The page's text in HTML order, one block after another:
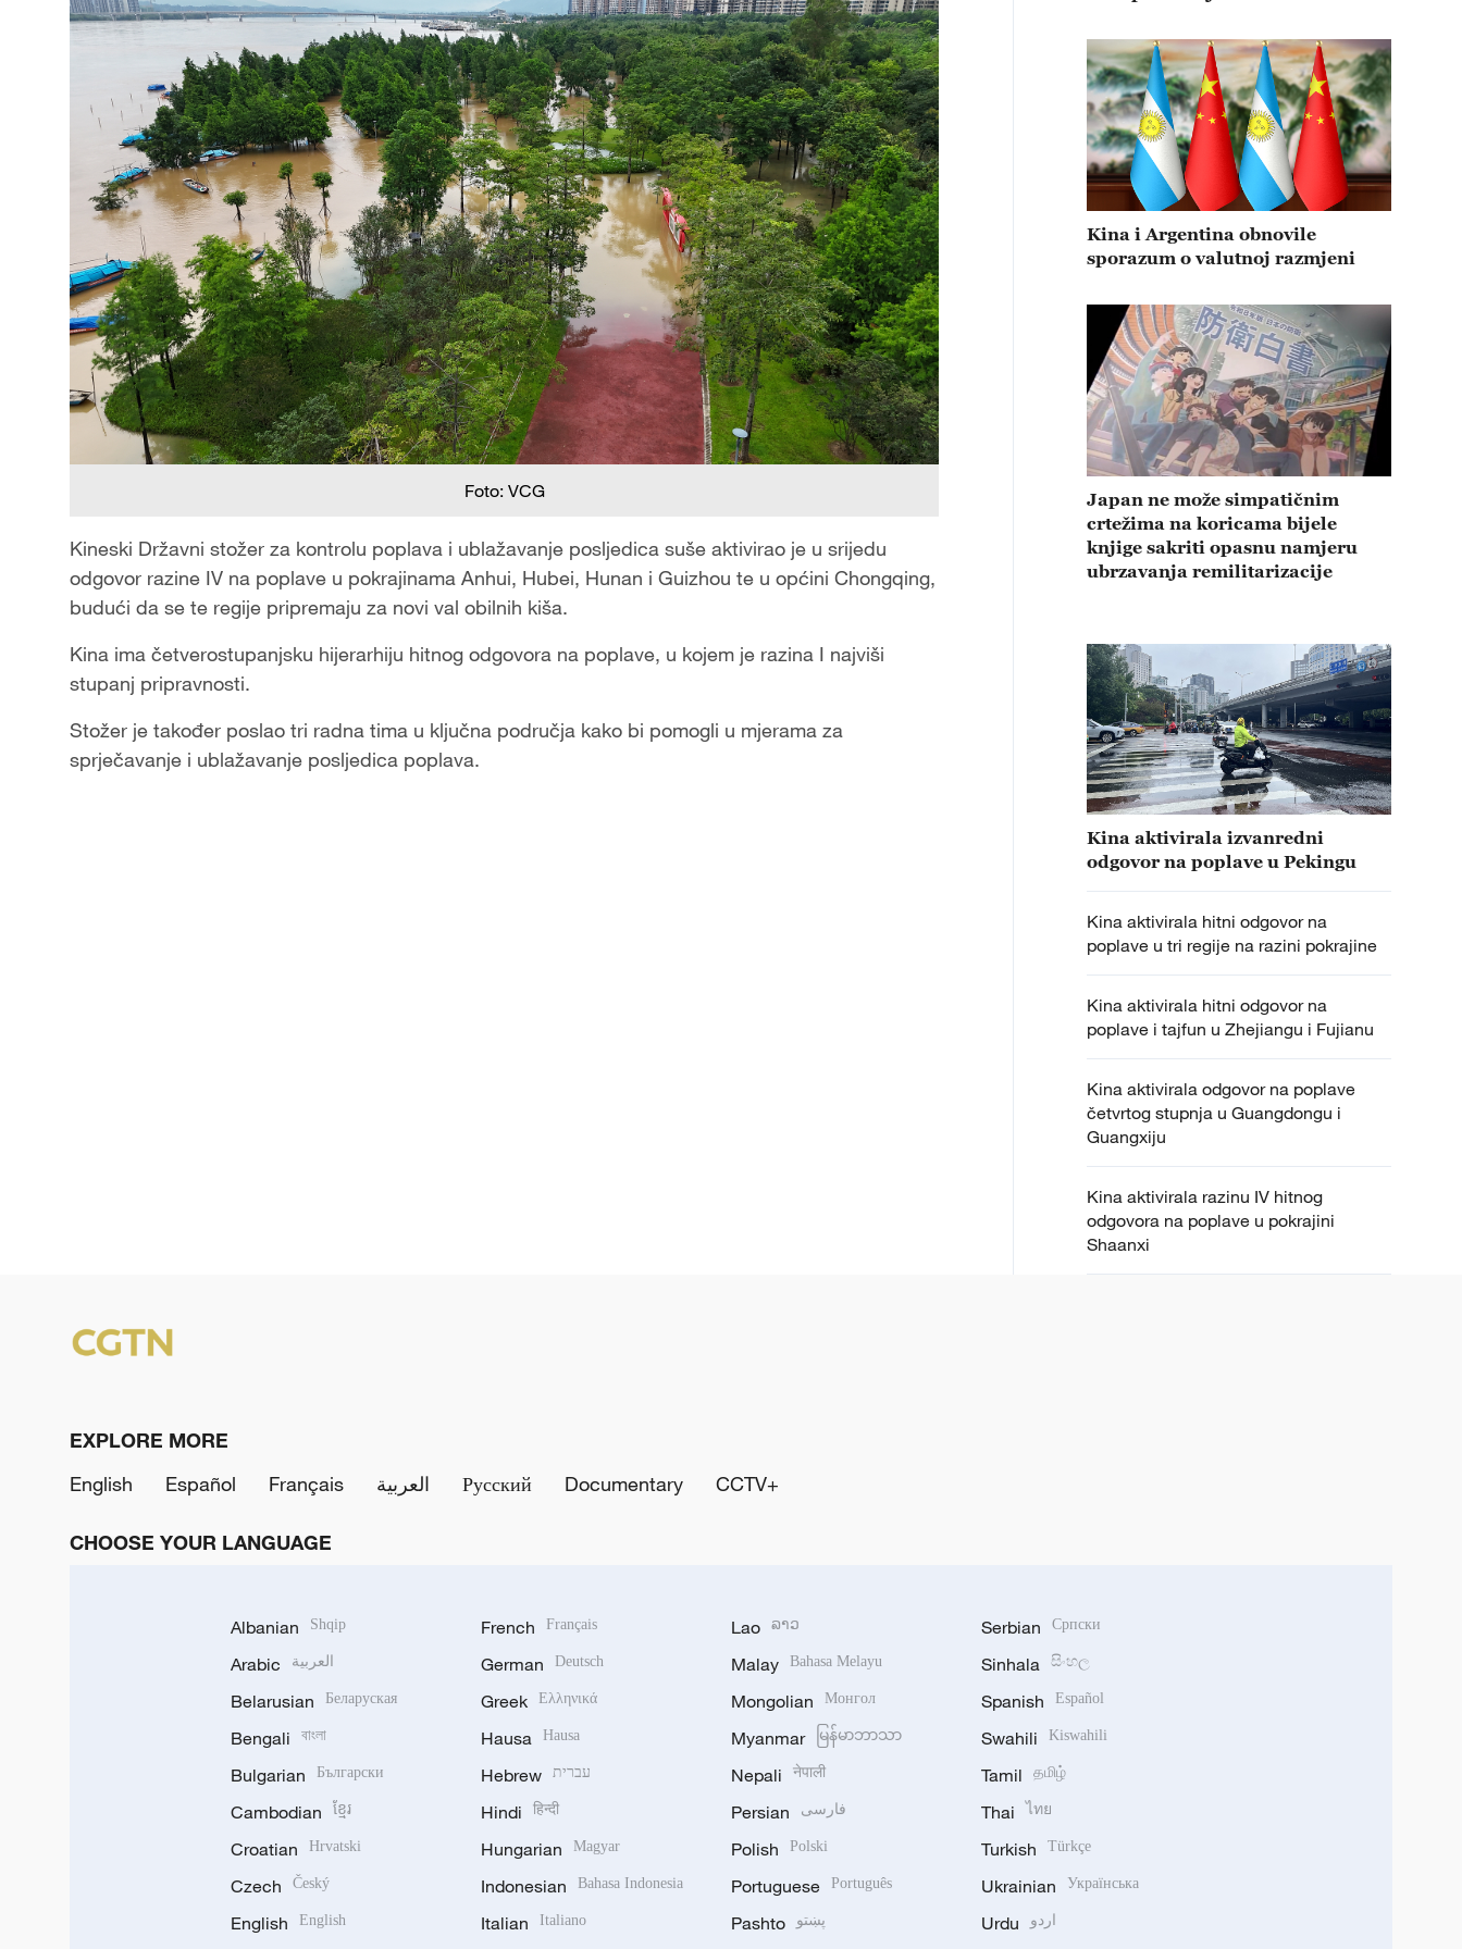
Foto: VCG
Kineski Državni stožer za kontrolu poplava i ublažavanje posljedica suše aktivirao je u srijedu
odgovor razine IV na poplave u pokrajinama Anhui, Hubei, Hunan i Guizhou te u općini Chongqing,
budući da se te regije pripremaju za novi val obilnih kiša.
Kina ima četverostupanjsku hijerarhiju hitnog odgovora na poplave, u kojem je razina I najviši
stupanj pripravnosti.
Stožer je također poslao tri radna tima u ključna područja kako bi pomogli u mjerama za
sprječavanje i ublažavanje posljedica poplava.
Kina i Argentina obnovile
sporazum o valutnoj razmjeni
Japan ne može simpatičnim
crtežima na koricama bijele
knjige sakriti opasnu namjeru
ubrzavanja remilitarizacije
Kina aktivirala izvanredni
odgovor na poplave u Pekingu
Kina aktivirala hitni odgovor na
poplave u tri regije na razini pokrajine
Kina aktivirala hitni odgovor na
poplave i tajfun u Zhejiangu i Fujianu
Kina aktivirala odgovor na poplave
četvrtog stupnja u Guangdongu i
Guangxiju
Kina aktivirala razinu IV hitnog
odgovora na poplave u pokrajini
Shaanxi
EXPLORE MORE
English
Español Français العربية Русский Documentary CCTV+
CHOOSE YOUR LANGUAGE
Albanian Shqip
Arabic العربية
Belarusian Беларуская
Bengali বাংলা
Bulgarian Български
Cambodian ខ្មែរ
Croatian Hrvatski
Czech Český
English English
French Français
German Deutsch
Greek Ελληνικά
Hausa Hausa
Hebrew עברית
Hindi हिन्दी
Hungarian Magyar
Indonesian Bahasa Indonesia
Italian Italiano
Lao ລາວ
Malay Bahasa Melayu
Mongolian Монгол
Myanmar မြန်မာဘာသာ
Nepali नेपाली
Persian فارسی
Polish Polski
Portuguese Português
Pashto پښتو
Serbian Српски
Sinhala සිංහල
Spanish Español
Swahili Kiswahili
Tamil தமிழ்
Thai ไทย
Turkish Türkçe
Ukrainian Українська
Urdu اردو